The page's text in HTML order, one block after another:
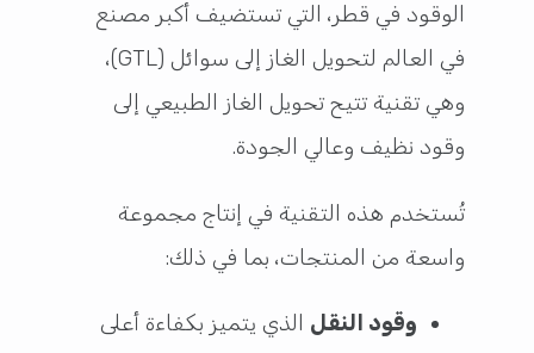
الوقود في قطر، التي تستضيف أكبر مصنع
في العالم لتحويل الغاز إلى سوائل (GTL)،
وهي تقنية تتيح تحويل الغاز الطبيعي إلى
وقود نظيف وعالي الجودة.
تُستخدم هذه التقنية في إنتاج مجموعة
واسعة من المنتجات، بما في ذلك:
وقود النقل الذي يتميز بكفاءة أعلى